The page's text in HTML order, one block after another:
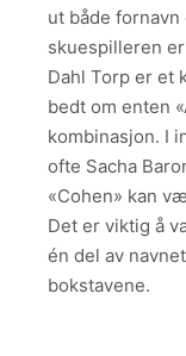
ut både
skuespilleren
Dahl Torp er et
bedt om enten
kombinasjon. I
ofte Sacha
«Cohen» kan
Det er viktig å
én del av
bokstavene.